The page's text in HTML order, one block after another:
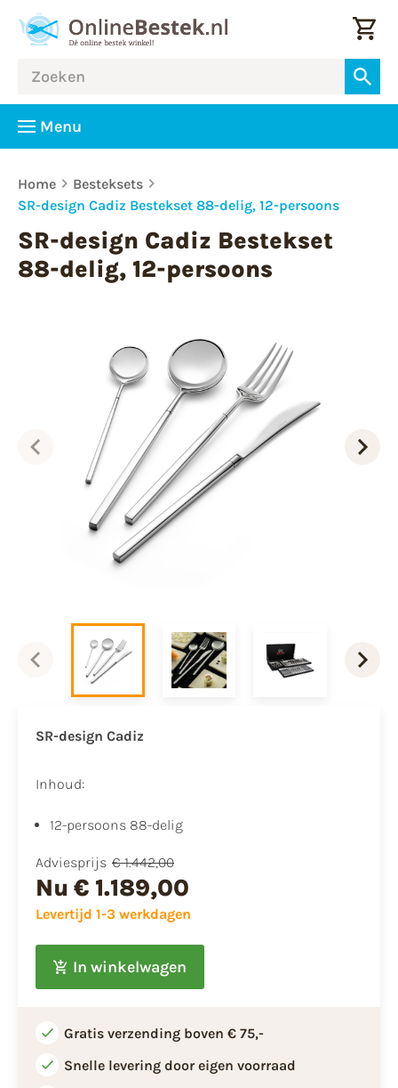
Menu
Home
Besteksets
SR-design Cadiz Bestekset 88-delig, 12-persoons
SR-design Cadiz Bestekset
88-delig, 12-persoons
SR-design Cadiz
Inhoud:
12-persoons 88-delig
Adviesprijs € 1.442,00
Nu € 1.189,00
Levertijd 1-3 werkdagen
In winkelwagen
Gratis verzending boven € 75,-
Snelle levering door eigen voorraad